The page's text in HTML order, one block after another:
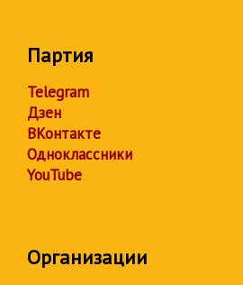
Партия
Telegram
Дзен
ВКонтакте
Одноклассники
YouTube
Организации